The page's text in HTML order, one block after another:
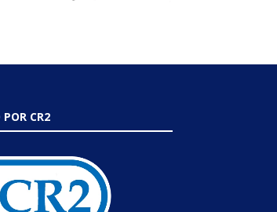
POR CR2